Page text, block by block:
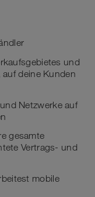
und
deine Kunden
Netzwerke auf
gesamte
Vertrags- und
mobile